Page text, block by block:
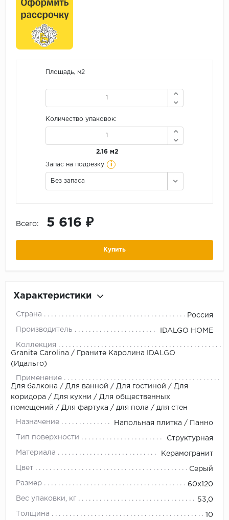
Площадь, м2
Количество упаковок:
2.16 м2
Запас на подрезку i
Без запаса
Всего: 5 616 ₽
Купить
Характеристики
Страна Россия
Производитель IDALGO HOME
Коллекция
Granite Carolina / Граните Каролина IDALGO
(Идальго)
Применение
Для балкона / Для ванной / Для гостиной / Для
коридора / Для кухни / Для общественных
помещений / Для фартука / для пола / для стен
Назначение Напольная плитка / Панно
Тип поверхности Структурная
Материала Керамогранит
Цвет Серый
Размер 60x120
Вес упаковки, кг 53,0
Толщина 10